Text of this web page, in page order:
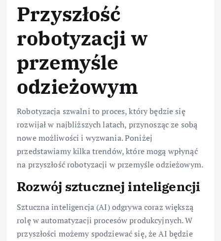
Przyszłość
robotyzacji w
przemyśle
odzieżowym
Robotyzacja szwalni to proces, który będzie się
rozwijał w najbliższych latach, przynosząc ze sobą
nowe możliwości i wyzwania. Poniżej
przedstawiamy kilka trendów, które mogą wpłynąć
na przyszłość robotyzacji w przemyśle odzieżowym.
Rozwój sztucznej inteligencji
Sztuczna inteligencja (AI) odgrywa coraz większą
rolę w automatyzacji procesów produkcyjnych. W
przyszłości możemy spodziewać się, że AI będzie